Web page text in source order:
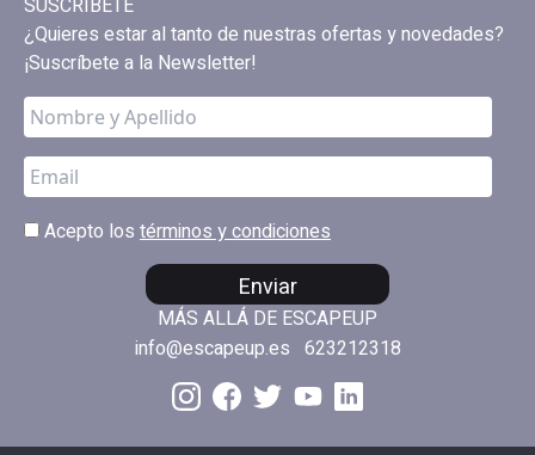
SUSCRÍBETE
¿Quieres estar al tanto de nuestras ofertas y novedades?
¡Suscríbete a la Newsletter!
Acepto los términos y condiciones
Enviar
MÁS ALLÁ DE ESCAPEUP
info@escapeup.es 623212318